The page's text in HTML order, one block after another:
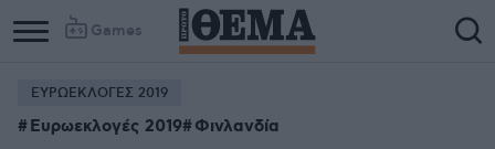
Games
ΕΥΡΩΕΚΛΟΓΕΣ 2019
Ευρωεκλογές 2019 Φινλανδία